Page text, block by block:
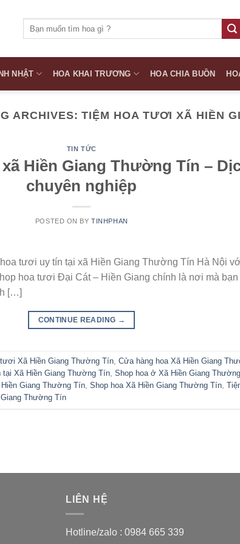
kiếm:
NHẬT HOA KHAI TRƯƠNG HOA CHIA BUỒN
ARCHIVES:TIỆM HOA TƯƠI XÃ HIỀN
TIN TỨC
Hiền Giang Thường Tín –
chuyên nghiệp
POSTED ON BYTINHPHAN
tươi uy tín tại xã Hiền Giang Thường Tín Hà Nội
hoa tươi Đại Cát – Hiền Giang chính là nơi mà
[…]
CONTINUE READING →
Xã Hiền Giang Thường Tín, Cửa hàng hoa Xã Hiền Giang
tại Xã Hiền Giang Thường Tín, Shop hoa ở Xã Hiền Giang
Giang Thường Tín, Shop hoa Xã Hiền Giang Thường Tín,
Thường Tín
LIÊN HỆ
Hotline/zalo : 0984 665 339